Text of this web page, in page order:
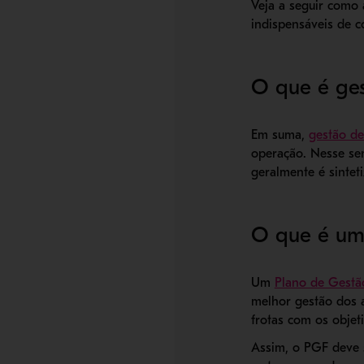
Veja a seguir
indispensáveis de
O que é
Em suma, gestão
operação. Nesse
geralmente é
O que é
Um Plano de
melhor gestão dos
frotas com os
Assim, o PGF